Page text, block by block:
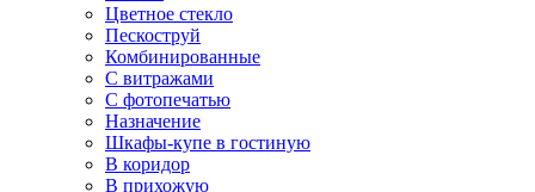
Цветное стекло
Пескоструй
Комбинированные
С витражами
С фотопечатью
Назначение
Шкафы-купе в гостиную
В коридор
В прихожую